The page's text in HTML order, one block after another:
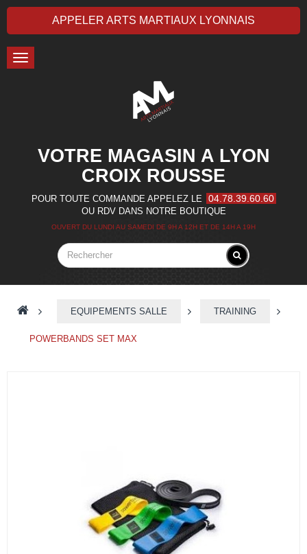
APPELER ARTS MARTIAUX LYONNAIS
Toggle
navigation
VOTRE MAGASIN A LYON
CROIX ROUSSE
POUR TOUTE COMMANDE APPELEZ LE 04.78.39.60.60
OU RDV DANS NOTRE BOUTIQUE
OUVERT DU LUNDI AU SAMEDI DE 9H A 12H ET DE 14H A 19H
> EQUIPEMENTS SALLE > TRAINING
POWERBANDS SET MAX